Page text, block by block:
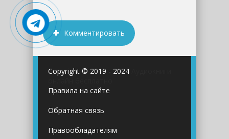
Комментировать
Copyright © 2019 - 2024
Правила на сайте
Обратная связь
Правообладателям